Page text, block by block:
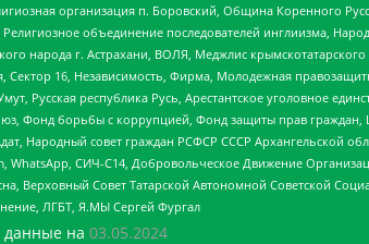
организация п. Боровский, Община Коренного
объединение последователей инглиизма,
народа г. Астрахани, ВОЛЯ, Меджлис
16, Независимость, Фирма, Молодежная
Русская республика Русь, Арестантское уголовное
Фонд борьбы с коррупцией, Фонд защиты прав граждан,
Народный совет граждан РСФСР СССР Архангельской
WhatsApp, СИЧ-С14, Добровольческое Движение
Верховный Совет Татарской Автономной Советской
ЛГБТ, Я.МЫ Сергей Фургал
данные на 03.05.2024